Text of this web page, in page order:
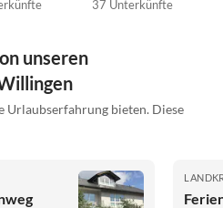
37 Unterkünfte
unseren
bieten. Diese